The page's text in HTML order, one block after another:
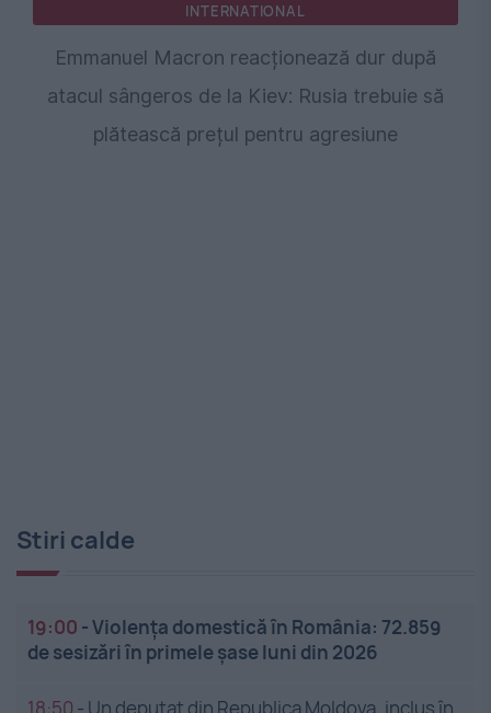
INTERNATIONAL
Emmanuel Macron reacționează dur după
atacul sângeros de la Kiev: Rusia trebuie să
plătească prețul pentru agresiune
Stiri calde
19:00 -Violența domestică în România: 72.859
de sesizări în primele șase luni din 2026